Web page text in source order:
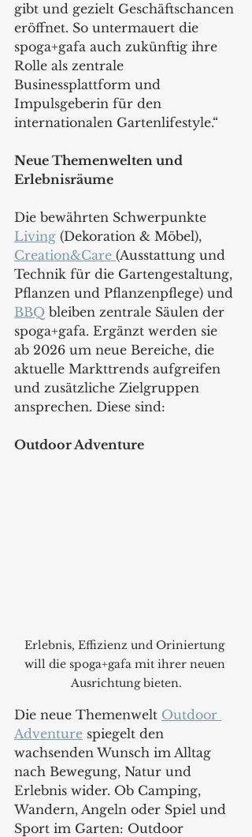
gibt und gezielt Geschäftschancen
eröffnet. So untermauert die
spoga+gafa auch zukünftig ihre
Rolle als zentrale
Businessplattform und
Impulsgeberin für den
internationalen Gartenlifestyle.“
Neue Themenwelten und
Erlebnisräume
Die bewährten Schwerpunkte
Living (Dekoration & Möbel),
Creation&Care (Ausstattung und
Technik für die Gartengestaltung,
Pflanzen und Pflanzenpflege) und
BBQ bleiben zentrale Säulen der
spoga+gafa. Ergänzt werden sie
ab 2026 um neue Bereiche, die
aktuelle Markttrends aufgreifen
und zusätzliche Zielgruppen
ansprechen. Diese sind:
Outdoor Adventure
Erlebnis, Effizienz und Oriniertung
will die spoga+gafa mit ihrer neuen
Ausrichtung bieten.
Die neue Themenwelt Outdoor
Adventure spiegelt den
wachsenden Wunsch im Alltag
nach Bewegung, Natur und
Erlebnis wider. Ob Camping,
Wandern, Angeln oder Spiel und
Sport im Garten: Outdoor